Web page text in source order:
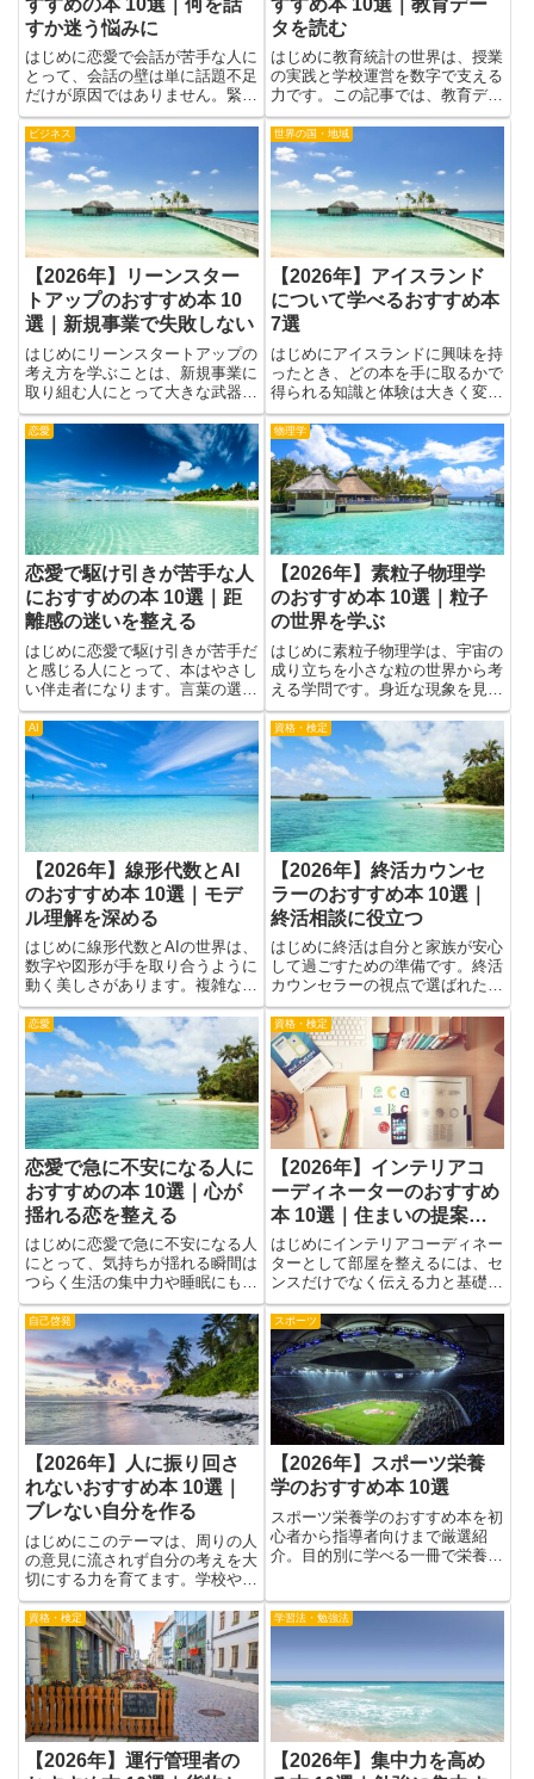
はじめに名前の運勢を知ること
は、自分の強みや性格のヒントを
やさしくつかむ手がかりになりま
す。姓名判断は難しい理屈より
も、日常の暮らしに役立つ考え方
を教えてくれることが多いです。
分かりやすい本なら、漢字の意味
や音の響きが、友だちや家族との
会話...
はじめにディープラーニングの統
計学は、深層学習の裏側を理解す
るうえで欠かせない土台です。デ
ータの性質を数理で捉える力は、
モデルの挙動を予測し、実務の課
題に適した手法を選ぶ際の判断材
料になります。統計的な考え方を
取り入れると、パラメータの過
剰...
物理学
【2026年】物理の計算問
題におすすめの本 10選｜
演習力を高める
はじめに物理は自然のしかけを解
く学問です。計算問題をたくさん
解くと、公式をただ暗記するだけ
でなく、なぜそうなるのかを考え
る力が鍛えられます。難しい問題
に出会っても、手元の道具をどう
組み合わせて使うかを考える練習
になります。基本から応用ま
資格・検定
【2026年】医療事務のお
すすめ本 10選｜レセプト
知識を学ぶ
はじめに医療現場のお仕事をスム
ーズに進めるには、知識を分かり
やすく整理することが大切です。
この記事は、医療事務の現場で役
立つ内容をまとめた本を紹介する
目的で書きました。医療事務は、
受付やカルテの整理、保険の請求
づくりなど、日々の作業を支え
る...
コミュニケーション
恋愛で会話が苦手な人にお
すすめの本 10選｜何を話
すか迷う悩みに
はじめに恋愛で会話が苦手な人に
とって、会話の壁は単に話題不足
だけが原因ではありません。緊張
や不安、相手への遠慮、自分の伝
え方への自信のなさが重なって、
何を話すか迷う悩みを深めること
が多いのです。本を読むことで得
られるのは、使えるフレーズや
具...
数学
【2026年】教育統計のお
すすめ本 10選｜教育デー
タを読む
はじめに教育統計の世界は、授業
の実践と学校運営を数字で支える
力です。この記事では、教育デー
タを読む力を高め、現場の課題を
より正確にとらえるための本を紹
介します。統計の基礎を知ると
き、ポイントは難解な用語よりも
現場の事象と結びつけて考えるこ
と...
ビジネス
【2026年】リーンスター
トアップのおすすめ本 10
選｜新規事業で失敗しない
はじめにリーンスタートアップの
考え方を学ぶことは、新規事業に
取り組む人にとって大きな武器に
なります。限られた資源で早く検
証を回し、顧客のニーズを確かめ
ながら進める習慣は、時間とコス
トの無駄を減らします。本記事で
紹介する本からは、実践的な手
法...
世界の国・地域
【2026年】アイスランド
について学べるおすすめ本
7選
はじめにアイスランドに興味を持
ったとき、どの本を手に取るかで
得られる知識と体験は大きく変わ
ります。自然景観や地質学、歴史
や文化、文学や写真集、実用的な
旅行ガイド──目的によって求め
る情報は異なりますし、同じテー
マでも著者の視点や深さ、文章
の...
恋愛
恋愛で駆け引きが苦手な人
におすすめの本 10選｜距
離感の迷いを整える
はじめに恋愛で駆け引きが苦手だ
と感じる人にとって、本はやさし
い伴走者になります。言葉の選び
方や態度の示し方、相手との距離
感をどう保つかといった具体的な
場面が豊富に紹介されているた
め、頭の中のもやもやを整理しや
すくなるからです。また、心理学
に...
物理学
【2026年】素粒子物理学
のおすすめ本 10選｜粒子
の世界を学ぶ
はじめに素粒子物理学は、宇宙の
成り立ちを小さな粒の世界から考
える学問です。身近な現象を見つ
め直すと、世界のしくみが少しず
つ見えてきます。粒子の世界を学
ぶとき、難しい専門用語はゆっく
りと手がかりを積み重ねる感じで
理解できます。光の動き、物質
の...
【2026年】線形代数とAI
のおすすめ本 10選｜モデ
ル理解を深める
はじめに線形代数とAIの世界は、
数字や図形が手を取り合うように
動く美しさがあります。複雑なモ
デルのしくみを理解するには、ま
ず基本の考え方をそろえることが
近道です。この記事で紹介する本
は、難しすぎず、日常の例と結び
つけて学べるものです。数学の...
資格・検定
【2026年】終活カウンセ
ラーのおすすめ本 10選｜
終活相談に役立つ
はじめに終活は自分と家族が安心
して過ごすための準備です。終活
カウンセラーの視点で選ばれた本
は、話し方のコツや必要な情報を
の話し合いがスムーズになり、困
ったときに何をどう進めればよ
恋愛
恋愛で急に不安になる人に
おすすめの本 10選｜心が
揺れる恋を整える
【2026年】インテリアコ
ーディネーターのおすすめ
本 10選｜住まいの提案力